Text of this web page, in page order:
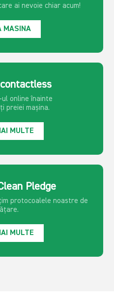
ai nevoie chiar acum!
MASINA
ul online înainte
preiei mașina.
MULTE
Pledge
protocoalele noastre de
MULTE